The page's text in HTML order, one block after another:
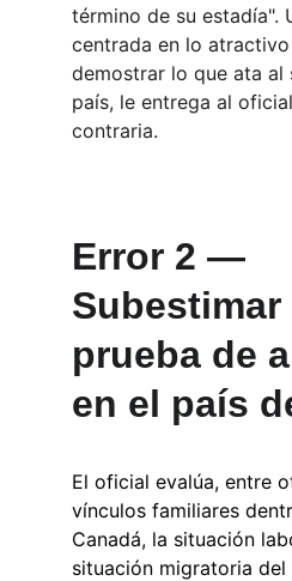
término de su estadía".
centrada en lo
demostrar lo que ata al
país, le entrega al
contraria.
Error 2 —
Subestimar
prueba de
en el país
El oficial evalúa, entre
vínculos familiares
Canadá, la situación
situación migratoria del